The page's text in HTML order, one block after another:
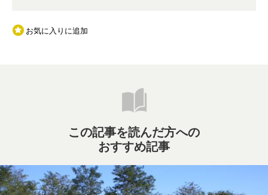
お気に入りに追加
この記事を読んだ方への
おすすめ記事